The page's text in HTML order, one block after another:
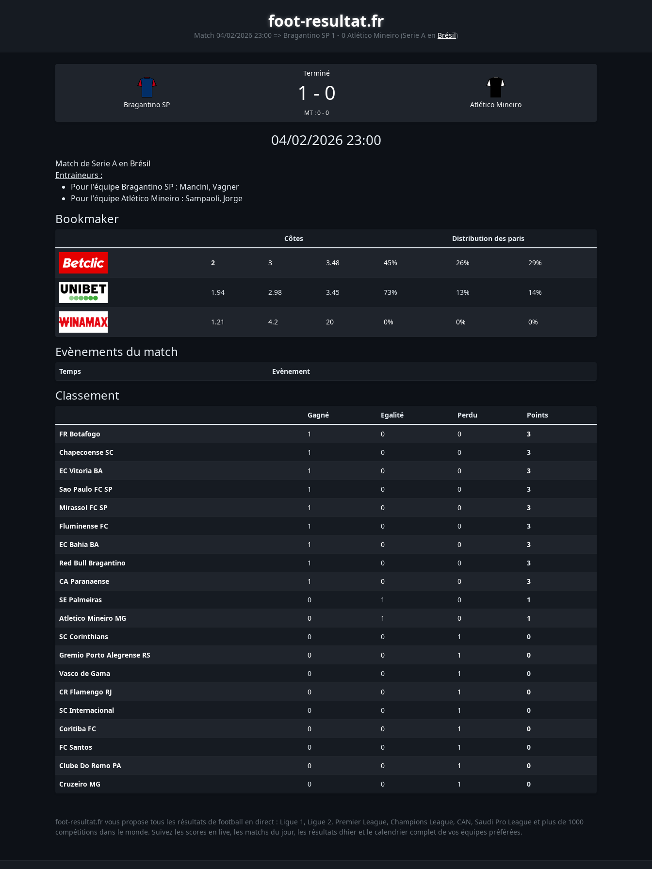
foot-resultat.fr
Match 04/02/2026 23:00 => Bragantino SP 1 - 0 Atlético Mineiro (Serie A en Brésil)
Bragantino SP
Terminé
1 - 0
MT : 0 - 0
Atlético Mineiro
04/02/2026 23:00
Match de Serie A en Brésil
Entraineurs :
Pour l'équipe Bragantino SP : Mancini, Vagner
Pour l'équipe Atlético Mineiro : Sampaoli, Jorge
Bookmaker
Côtes Distribution des paris
2 3 3.48 45% 26% 29%
1.94 2.98 3.45 73% 13% 14%
1.21 4.2 20 0% 0% 0%
Evènements du match
Temps Evènement
Classement
Gagné Egalité Perdu Points
FR Botafogo 1 0 0
3
Chapecoense SC
1 0 0
3
EC Vitoria BA
1 0 0
3
Sao Paulo FC SP
1 0 0
3
Mirassol FC SP
1 0 0
3
Fluminense FC
1 0 0
3
EC Bahia BA
1 0 0
3
Red Bull Bragantino
1 0 0
3
CA Paranaense
1 0 0
3
SE Palmeiras
0 1 0
1
Atletico Mineiro MG
0 1 0
1
SC Corinthians
0 0 1
0
Gremio Porto Alegrense RS
0 0 1
0
Vasco de Gama
0 0 1
0
CR Flamengo RJ
0 0 1
0
SC Internacional
0 0 1
0
Coritiba FC
0 0 1
0
FC Santos
0 0 1
0
Clube Do Remo PA
0 0 1
0
Cruzeiro MG
0 0 1 0
foot-resultat.fr vous propose tous les résultats de football en direct : Ligue 1, Ligue 2, Premier League, Champions League, CAN, Saudi Pro League et plus de 1000
compétitions dans le monde. Suivez les scores en live, les matchs du jour, les résultats dhier et le calendrier complet de vos équipes préférées.